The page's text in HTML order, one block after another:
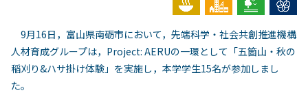
9月16日，富山県南砺市において，先端科学・社会共創推進機構
人材育成グループは，Project: AERUの一環として「五箇山・秋の
稲刈り&ハサ掛け体験」を実施し，本学学生15名が参加しまし
た。